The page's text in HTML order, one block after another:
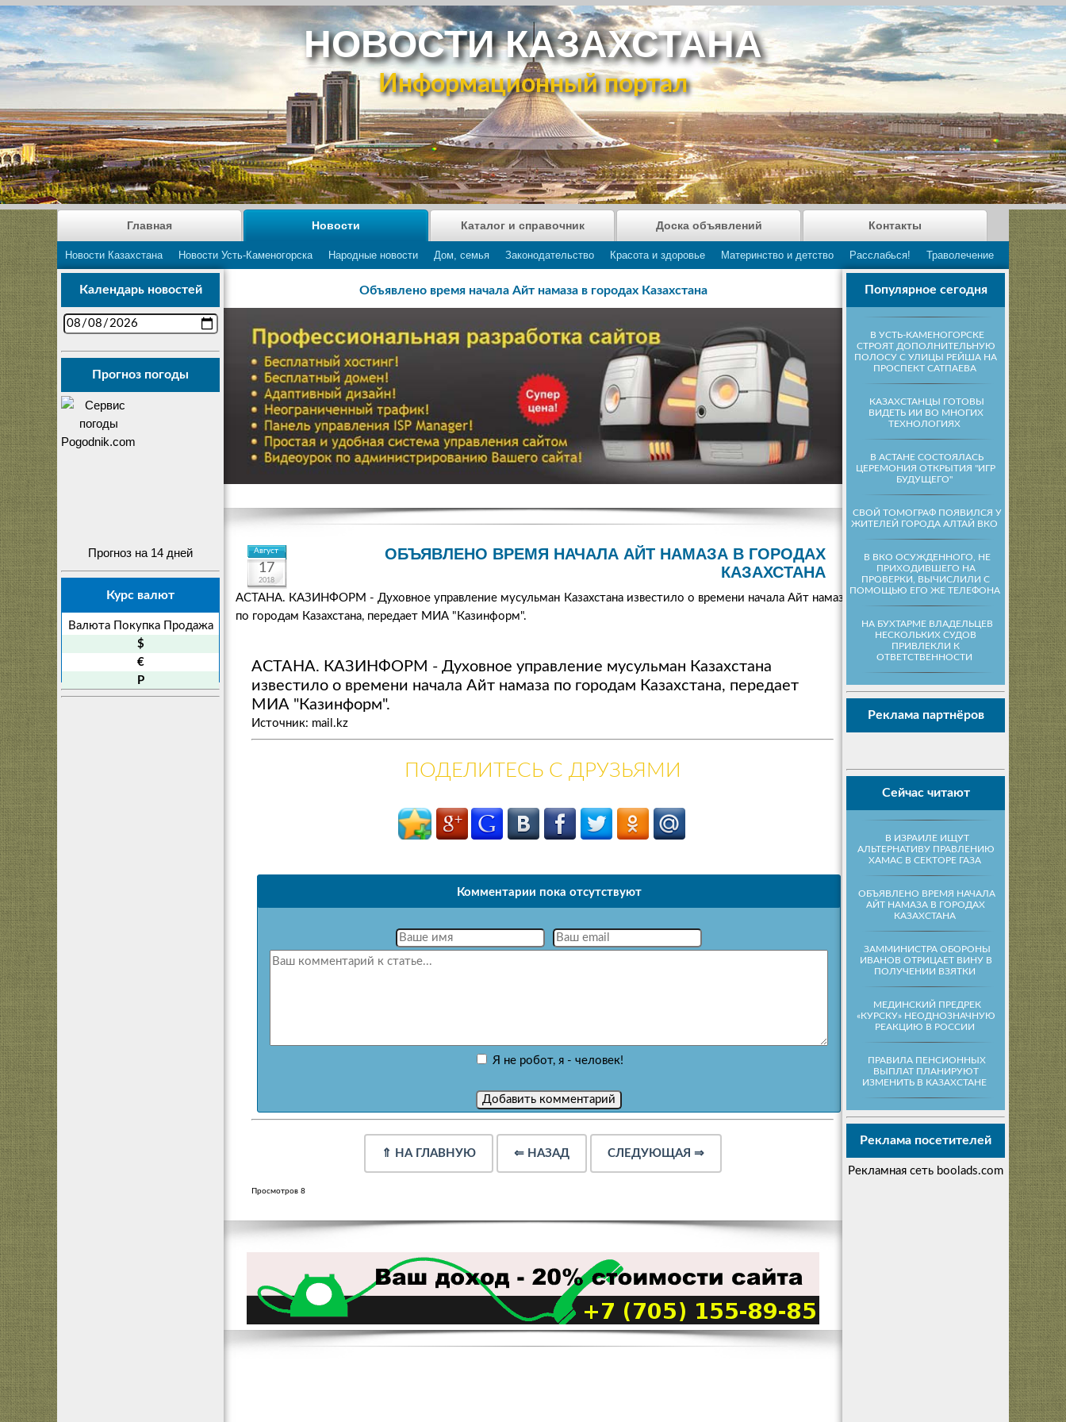
НОВОСТИ КАЗАХСТАНА
Информационный портал
Главная Новости
Новости Казахстана Новости Усть-Каменогорска Народные новости Дом, семья Законодательство Красота и здоровье Материнство и детство Расслабься! Траволечение
Каталог и справочник Доска объявлений Контакты
Популярное сегодня
В УСТЬ-КАМЕНОГОРСКЕ
СТРОЯТ ДОПОЛНИТЕЛЬНУЮ
ПОЛОСУ С УЛИЦЫ РЕЙША НА
ПРОСПЕКТ САТПАЕВА
КАЗАХСТАНЦЫ ГОТОВЫ
ВИДЕТЬ ИИ ВО МНОГИХ
ТЕХНОЛОГИЯХ
В АСТАНЕ СОСТОЯЛАСЬ
ЦЕРЕМОНИЯ ОТКРЫТИЯ "ИГР
БУДУЩЕГО"
СВОЙ ТОМОГРАФ ПОЯВИЛСЯ У
ЖИТЕЛЕЙ ГОРОДА АЛТАЙ ВКО
В ВКО ОСУЖДЕННОГО, НЕ
ПРИХОДИВШЕГО НА
ПРОВЕРКИ, ВЫЧИСЛИЛИ С
ПОМОЩЬЮ ЕГО ЖЕ ТЕЛЕФОНА
НА БУХТАРМЕ ВЛАДЕЛЬЦЕВ
НЕСКОЛЬКИХ СУДОВ
ПРИВЛЕКЛИ К
ОТВЕТСТВЕННОСТИ
Реклама партнёров
Сейчас читают
В ИЗРАИЛЕ ИЩУТ
АЛЬТЕРНАТИВУ ПРАВЛЕНИЮ
ХАМАС В СЕКТОРЕ ГАЗА
ОБЪЯВЛЕНО ВРЕМЯ НАЧАЛА
АЙТ НАМАЗА В ГОРОДАХ
КАЗАХСТАНА
ЗАММИНИСТРА ОБОРОНЫ
ИВАНОВ ОТРИЦАЕТ ВИНУ В
ПОЛУЧЕНИИ ВЗЯТКИ
МЕДИНСКИЙ ПРЕДРЕК
«КУРСКУ» НЕОДНОЗНАЧНУЮ
РЕАКЦИЮ В РОССИИ
ПРАВИЛА ПЕНСИОННЫХ
ВЫПЛАТ ПЛАНИРУЮТ
ИЗМЕНИТЬ В КАЗАХСТАНЕ
Реклама посетителей
Рекламная сеть boolads.com
Календарь новостей
Прогноз погоды
Прогноз на 14 дней
Курс валют
Валюта Покупка
Продажа
$
€
P
Объявлено время начала Айт намаза в городах Казахстана
Август
17
2018
ОБЪЯВЛЕНО ВРЕМЯ НАЧАЛА АЙТ НАМАЗА В ГОРОДАХ
КАЗАХСТАНА
АСТАНА. КАЗИНФОРМ - Духовное управление мусульман Казахстана известило о времени начала Айт намаза
по городам Казахстана, передает МИА "Казинформ".
АСТАНА. КАЗИНФОРМ - Духовное управление мусульман Казахстана
известило о времени начала Айт намаза по городам Казахстана, передает
МИА "Казинформ".
Источник: mail.kz
ПОДЕЛИТЕСЬ С ДРУЗЬЯМИ
Комментарии пока отсутствуют
Я не робот, я - человек!
⇑ НА ГЛАВНУЮ ⇐ НАЗАД СЛЕДУЮЩАЯ ⇒
Просмотров 8